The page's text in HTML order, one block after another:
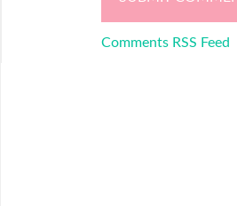
Comments RSS Feed